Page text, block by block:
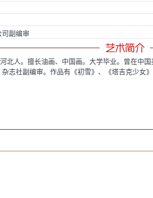
副编审
人。擅长油画、中国画。大学毕业。曾在中国
志社副编审。作品有《初雪》、《塔吉克少女